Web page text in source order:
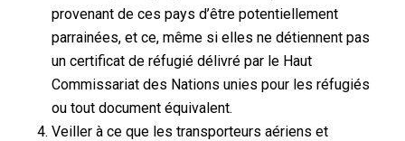
provenant de ces pays d’être potentiellement
parrainées, et ce, même si elles ne détiennent pas
un certificat de réfugié délivré par le Haut
Commissariat des Nations unies pour les réfugiés
ou tout document équivalent.
Veiller à ce que les transporteurs aériens et